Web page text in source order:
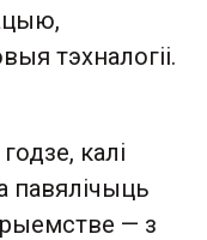
тэхналогіі.
калі
павялічыць
— з